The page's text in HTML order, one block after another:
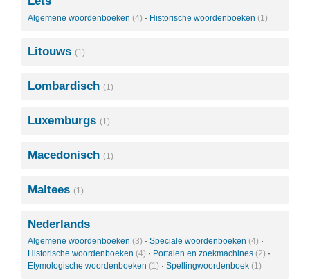
Algemene woordenboeken (4) · Historische woordenboeken (1)
Litouws (1)
Lombardisch (1)
Luxemburgs (1)
Macedonisch (1)
Maltees (1)
Nederlands
Algemene woordenboeken (3) · Speciale woordenboeken (4) ·
Historische woordenboeken (4) · Portalen en zoekmachines (2) ·
Etymologische woordenboeken (1) · Spellingwoordenboek (1)